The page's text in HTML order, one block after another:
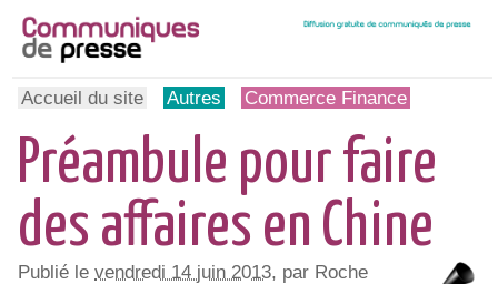
Accueil du site Autres Commerce Finance
Préambule pour faire
des affaires en Chine
Publié levendredi 14 juin 2013, par Roche